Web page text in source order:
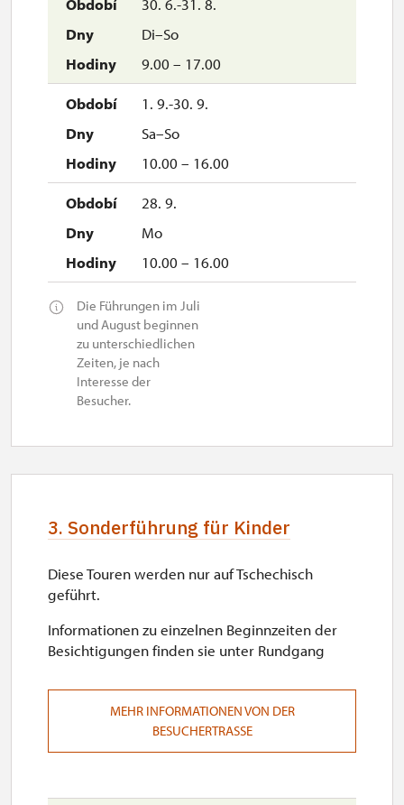
30. 6.-31. 8.
Di–So
9.00 – 17.00
1. 9.-30. 9.
Sa–So
10.00 – 16.00
28. 9.
Mo
10.00 – 16.00
Die Führungen im Juli
und August beginnen
zu unterschiedlichen
Zeiten, je nach
Interesse der
Besucher.
3. Sonderführung für Kinder
Diese Touren werden nur auf Tschechisch
geführt.
Informationen zu einzelnen Beginnzeiten der
Besichtigungen finden sie unter Rundgang
MEHR INFORMATIONEN VON DER
BESUCHERTRASSE